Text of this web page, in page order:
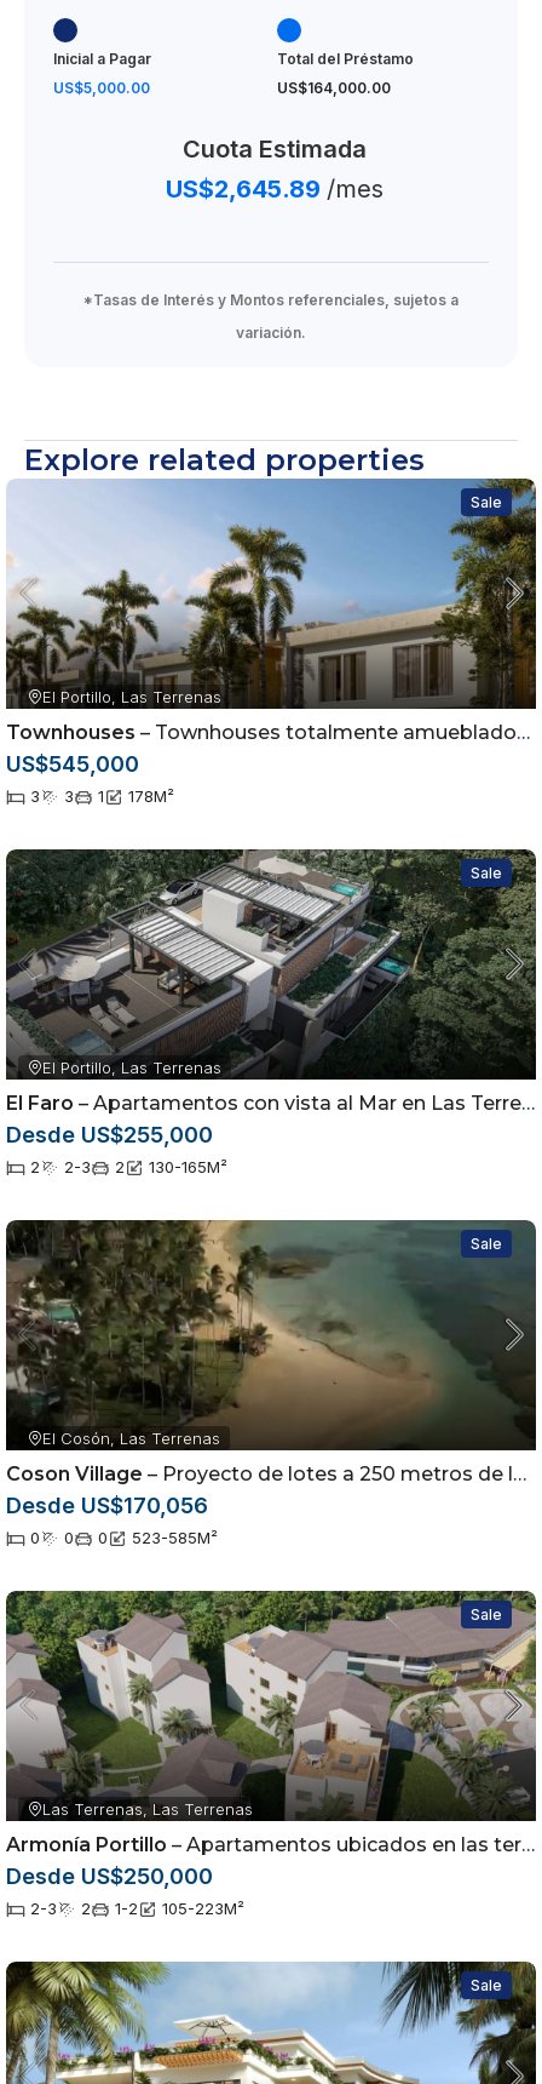
Inicial a Pagar
US$5,000.00
Total del Préstamo
US$164,000.00
Cuota Estimada
US$2,645.89 /mes
*Tasas de Interés y Montos referenciales, sujetos a
variación.
Explore related properties
Sale
El Portillo, Las Terrenas
Townhouses – Townhouses totalmente amueblados en Las Terrenas, Samaná
US$545,000
3 3 1 178M²
Sale
El Portillo, Las Terrenas
El Faro – Apartamentos con vista al Mar en Las Terrenas
Desde US$255,000
2 2-3 2 130-165M²
Sale
El Cosón, Las Terrenas
Coson Village – Proyecto de lotes a 250 metros de la playa
Desde US$170,056
0 0 0 523-585M²
Sale
Las Terrenas, Las Terrenas
Armonía Portillo – Apartamentos ubicados en las terrenas Samaná
Desde US$250,000
2-3 2 1-2 105-223M²
Sale